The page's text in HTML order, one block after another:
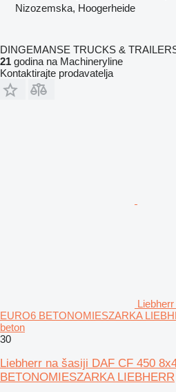
Nizozemska, Hoogerheide
DINGEMANSE TRUCKS &
21 godina na Machineryline
Kontaktirajte prodavatelja
EURO6 BETONOMIESZARKA
beton
30
Liebherr na šasiji DAF CF 450
BETONOMIESZARKA LIEBHERR